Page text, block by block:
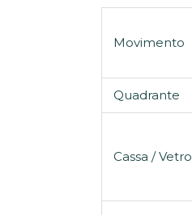
Movimento
Quadrante
Cassa / Vetro